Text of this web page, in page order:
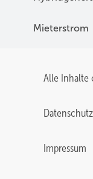
Mieterstrom
Alle Inhalte
Datenschutz
Impressum